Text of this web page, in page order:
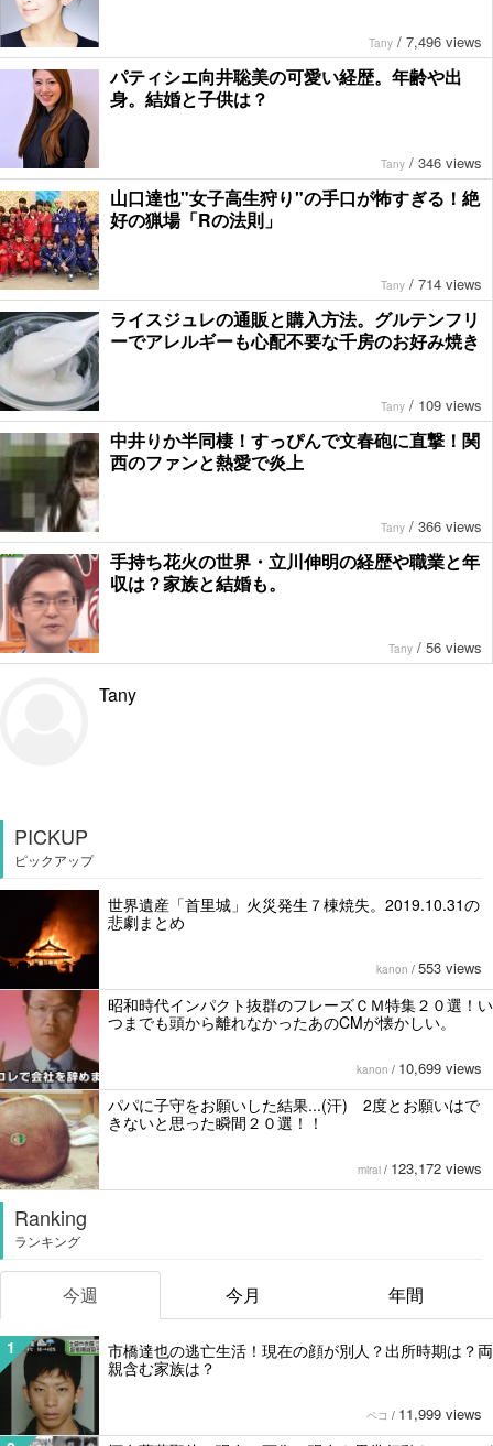
Tany / 7,496 views
パティシエ向井聡美の可愛い経歴。年齢や出
身。結婚と子供は？
Tany / 346 views
山口達也"女子高生狩り"の手口が怖すぎる！絶
好の猟場「Rの法則」
Tany / 714 views
ライスジュレの通販と購入方法。グルテンフリ
ーでアレルギーも心配不要な千房のお好み焼き
Tany / 109 views
中井りか半同棲！すっぴんで文春砲に直撃！関
西のファンと熱愛で炎上
Tany / 366 views
手持ち花火の世界・立川伸明の経歴や職業と年
収は？家族と結婚も。
Tany / 56 views
Tany
PICKUP
ピックアップ
世界遺産「首里城」火災発生７棟焼失。2019.10.31の
悲劇まとめ
kanon / 553 views
昭和時代インパクト抜群のフレーズＣＭ特集２０選！い
つまでも頭から離れなかったあのCMが懐かしい。
kanon / 10,699 views
パパに子守をお願いした結果...(汗) 2度とお願いはで
きないと思った瞬間２０選！！
mirai / 123,172 views
Ranking
ランキング
今週 今月 年間
1
市橋達也の逃亡生活！現在の顔が別人？出所時期は？両
親含む家族は？
ペコ / 11,999 views